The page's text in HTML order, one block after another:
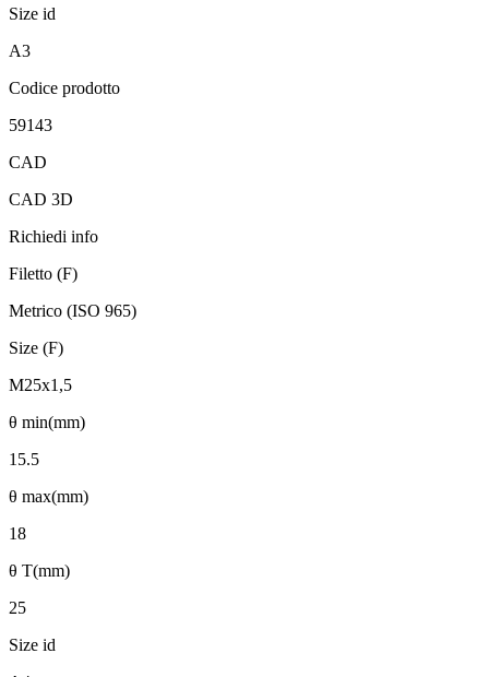
Size id
A3
Codice prodotto
59143
CAD
CAD 3D
Richiedi info
Filetto (F)
Metrico (ISO 965)
Size (F)
M25x1,5
θ min(mm)
15.5
θ max(mm)
18
θ T(mm)
25
Size id